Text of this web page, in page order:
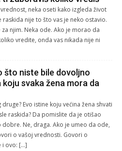
neka oseti kako izgleda život
raskida nije to što vas je neko ostavio.
njim. Neka ode. Ako je morao da
vredite, onda vas nikada nije ni
što niste bile dovoljno
svaka žena mora da
Evo istine koju većina žena shvati
raskida? Da pomislite da je otišao
Ne, draga. Ako je umeo da ode,
o vašoj vrednosti. Govori o
i ovo: […]